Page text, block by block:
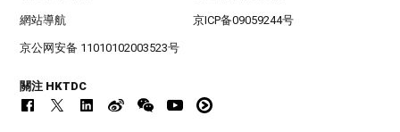
網站導航 京ICP备09059244号
京公网安备 11010102003523号
關注 HKTDC